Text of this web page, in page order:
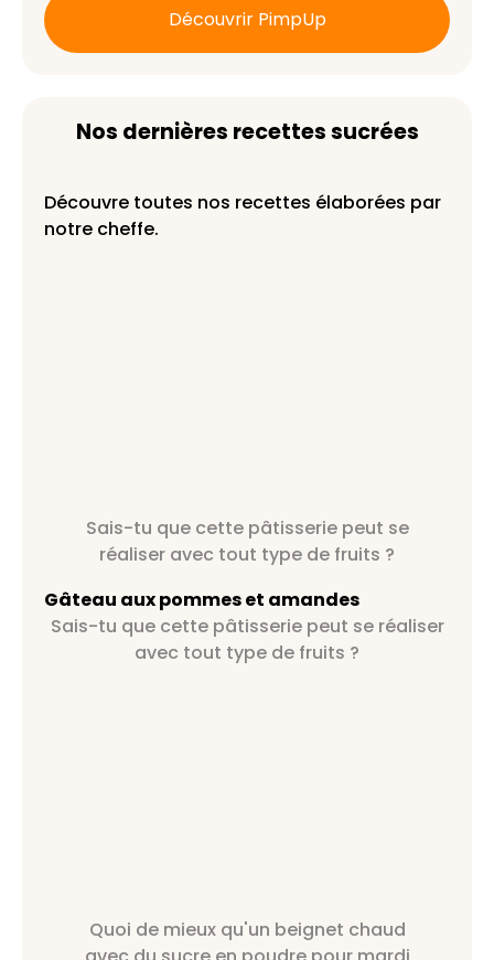
Découvrir PimpUp
Nos dernières recettes sucrées
Découvre toutes nos recettes élaborées par
notre cheffe.
Sais-tu que cette pâtisserie peut se
réaliser avec tout type de fruits ?
Gâteau aux pommes et amandes
Sais-tu que cette pâtisserie peut se réaliser
avec tout type de fruits ?
Quoi de mieux qu'un beignet chaud